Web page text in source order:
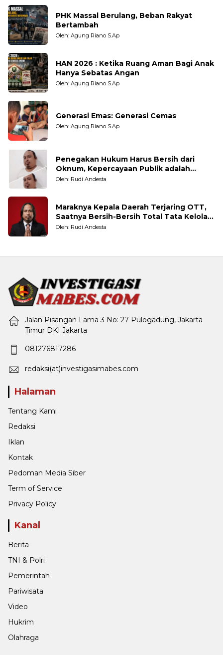
PHK Massal Berulang, Beban Rakyat
Bertambah
Oleh: Agung Riano S.Ap
HAN 2026 : Ketika Ruang Aman Bagi Anak
Hanya Sebatas Angan
Oleh: Agung Riano S.Ap
Generasi Emas: Generasi Cemas
Oleh: Agung Riano S.Ap
Penegakan Hukum Harus Bersih dari
Oknum, Kepercayaan Publik adalah
Taruhannya
Oleh: Rudi Andesta
Maraknya Kepala Daerah Terjaring OTT,
Saatnya Bersih-Bersih Total Tata Kelola
Pemerintahan
Oleh: Rudi Andesta
Jalan Pisangan Lama 3 No: 27 Pulogadung, Jakarta
Timur DKI Jakarta
081276817286
redaksi(at)investigasimabes.com
Halaman
Tentang Kami
Redaksi
Iklan
Kontak
Pedoman Media Siber
Term of Service
Privacy Policy
Kanal
Berita
TNI & Polri
Pemerintah
Pariwisata
Video
Hukrim
Olahraga